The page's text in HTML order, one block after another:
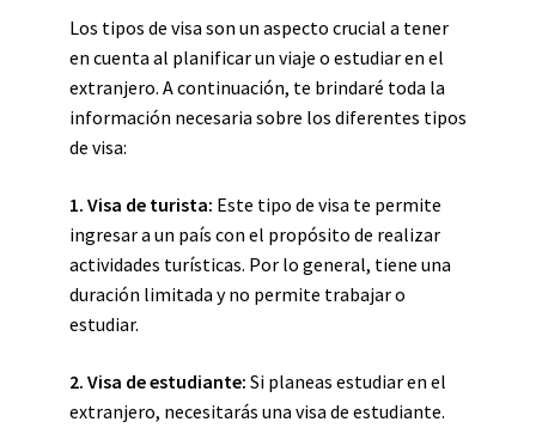
Los tipos de visa son un aspecto crucial a tener
en cuenta al planificar un viaje o estudiar en el
extranjero. A continuación, te brindaré toda la
información necesaria sobre los diferentes tipos
de visa:
1. Visa de turista: Este tipo de visa te permite
ingresar a un país con el propósito de realizar
actividades turísticas. Por lo general, tiene una
duración limitada y no permite trabajar o
estudiar.
2. Visa de estudiante: Si planeas estudiar en el
extranjero, necesitarás una visa de estudiante.